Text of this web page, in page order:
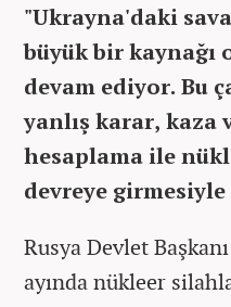
"Ukrayna'daki
büyük bir kaynağı
devam ediyor. Bu
yanlış karar, kaza
hesaplama ile
devreye
Rusya Devlet
ayında nükleer